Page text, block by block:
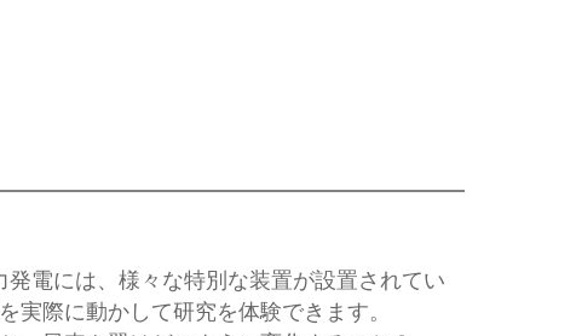
発電には、様々な特別な装置が設置されてい
実際に動かして研究を体験できます。